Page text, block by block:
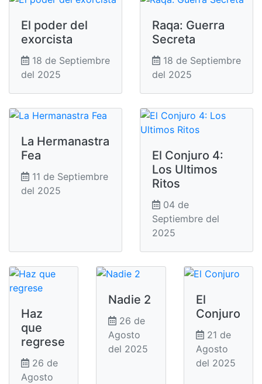
El poder del
exorcista
18 de Septiembre
del 2025
Raqa: Guerra
Secreta
18 de Septiembre
del 2025
La Hermanastra
Fea
11 de Septiembre
del 2025
El Conjuro 4:
Los Ultimos
Ritos
04 de
Septiembre del
2025
Haz
que
regrese
26 de
Agosto
Nadie 2
26 de
Agosto
del 2025
El
Conjuro
21 de
Agosto
del 2025